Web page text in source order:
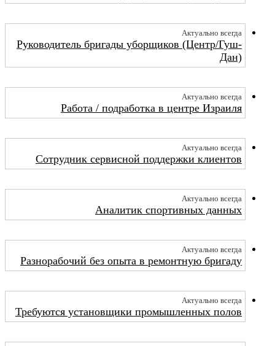
Актуально всегда
Руководитель бригады уборщиков (Центр/Гуш-
Дан)
Актуально всегда
Работа / подработка в центре Израиля
Актуально всегда
Сотрудник сервисной поддержки клиентов
Актуально всегда
Аналитик спортивных данных
Актуально всегда
Разнорабочий без опыта в ремонтную бригаду
Актуально всегда
Требуются установщики промышленных полов